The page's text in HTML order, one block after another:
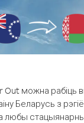
Out можна рабіць
Беларусь з
любы